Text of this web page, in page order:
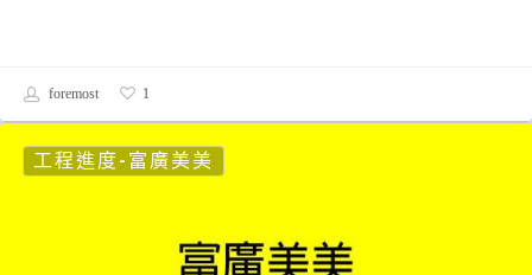
foremost 1
工程進度-富廣美美